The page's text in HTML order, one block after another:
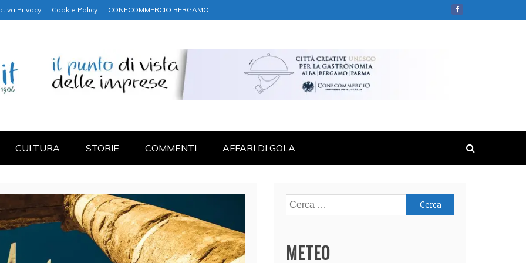
Privacy Cookie Policy CONFCOMMERCIO BERGAMO
CULTURA STORIE COMMENTI AFFARI DI GOLA
Ricerca
per:
METEO